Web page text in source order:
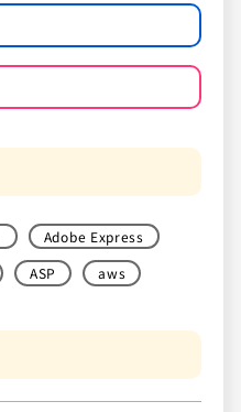
Adobe Express
ASP aws